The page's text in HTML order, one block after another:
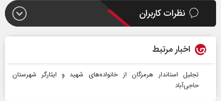
نظرات کاربران
اخبار مرتبط
تجلیل استاندار هرمزگان از خانواده‌های شهید و ایثارگر شهرستان
حاجی‌آباد